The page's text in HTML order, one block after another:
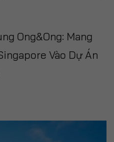
Ong&Ong: Mang
Vào Dự Án